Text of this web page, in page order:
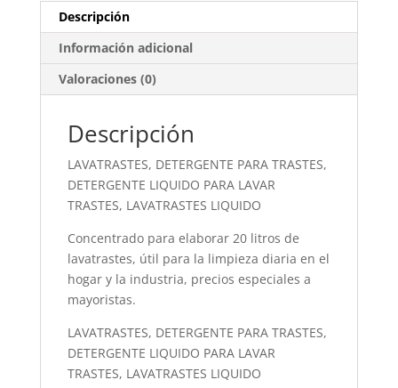
Descripción
Información adicional
Valoraciones (0)
Descripción
LAVATRASTES, DETERGENTE PARA TRASTES,
DETERGENTE LIQUIDO PARA LAVAR
TRASTES, LAVATRASTES LIQUIDO
Concentrado para elaborar 20 litros de
lavatrastes, útil para la limpieza diaria en el
hogar y la industria, precios especiales a
mayoristas.
LAVATRASTES, DETERGENTE PARA TRASTES,
DETERGENTE LIQUIDO PARA LAVAR
TRASTES, LAVATRASTES LIQUIDO